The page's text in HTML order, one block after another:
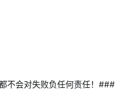
不会对失败负任何责任！###